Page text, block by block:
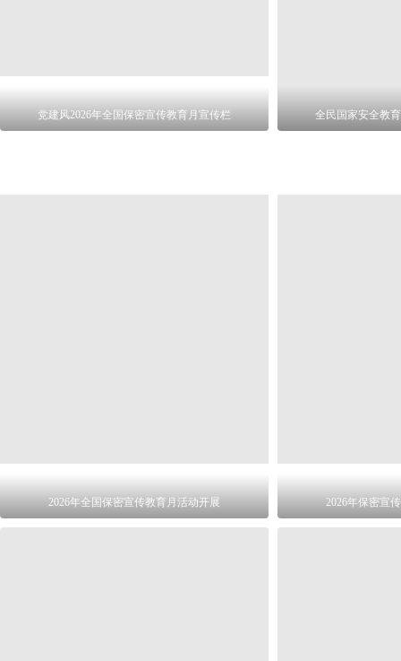
党建风2026年全国保密宣传教育月宣传栏 全民国家安全教
2026年全国保密宣传教育月活动开展 2026年保密宣